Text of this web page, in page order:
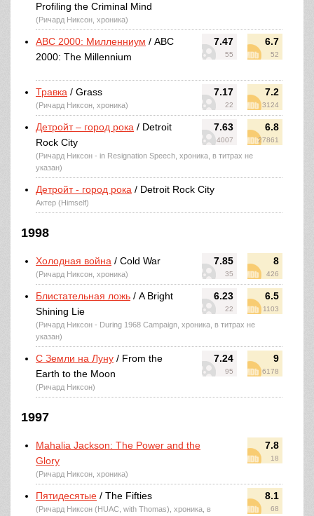
Profiling the Criminal Mind
(Ричард Никсон, хроника)
7.47
55
6.7
52
ABC 2000: Милленниум / ABC
2000: The Millennium
7.17
22
7.2
3124
Травка / Grass
(Ричард Никсон, хроника)
7.63
4007
6.8
27861
Детройт – город рока / Detroit
Rock City
(Ричард Никсон - in Resignation Speech, хроника, в титрах не
указан)
Детройт - город рока / Detroit Rock City
Актер (Himself)
1998
7.85
35
8
426
Холодная война / Cold War
(Ричард Никсон, хроника)
6.23
22
6.5
1103
Блистательная ложь / A Bright
Shining Lie
(Ричард Никсон - During 1968 Campaign, хроника, в титрах не
указан)
7.24
95
9
6178
С Земли на Луну / From the
Earth to the Moon
(Ричард Никсон)
1997
7.8
18
Mahalia Jackson: The Power and the
Glory
(Ричард Никсон, хроника)
8.1
68
Пятидесятые / The Fifties
(Ричард Никсон (HUAC, with Thomas), хроника, в